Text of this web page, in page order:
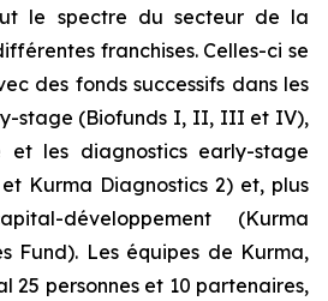
le spectre du secteur de la
franchises. Celles-ci se
des fonds successifs dans les
stage (Biofunds I, II, III et IV),
et les diagnostics early-stage
Kurma Diagnostics 2) et, plus
développement (Kurma
Fund). Les équipes de Kurma,
25 personnes et 10 partenaires,